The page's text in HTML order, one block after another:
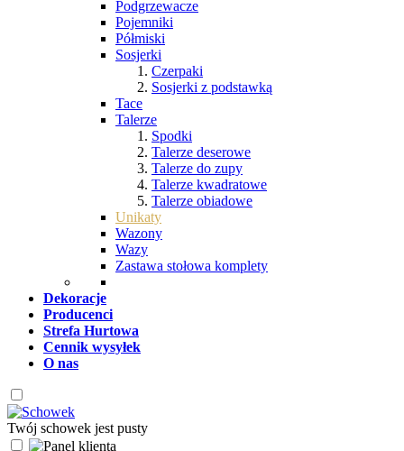
Podgrzewacze
Pojemniki
Półmiski
Sosjerki
Czerpaki
Sosjerki z podstawką
Tace
Talerze
Spodki
Talerze deserowe
Talerze do zupy
Talerze kwadratowe
Talerze obiadowe
Unikaty
Wazony
Wazy
Zastawa stołowa komplety
Dekoracje
Producenci
Strefa Hurtowa
Cennik wysyłek
O nas
Twój schowek jest pusty